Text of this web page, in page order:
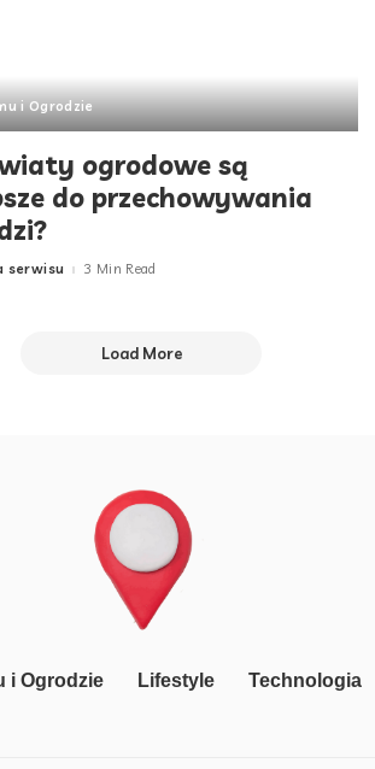
i Ogrodzie
ogrodowe są
do przechowywania
serwisu 3 Min Read
Load More
i Ogrodzie Lifestyle Technologia